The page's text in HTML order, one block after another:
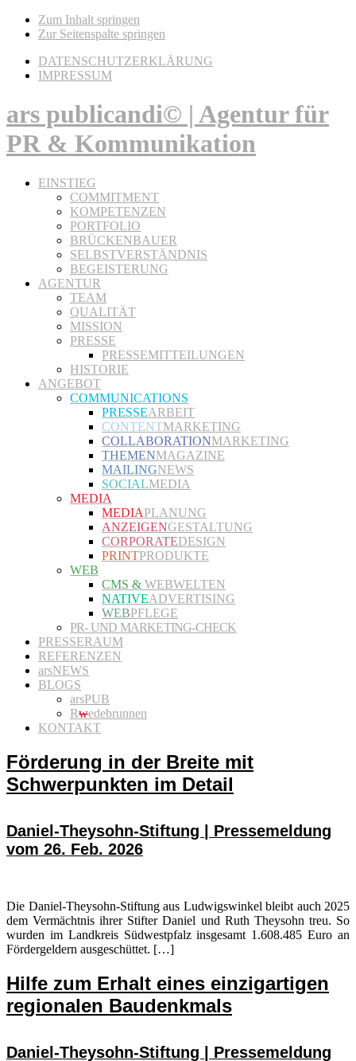
Zum Inhalt springen
Zur Seitenspalte springen
DATENSCHUTZERKLÄRUNG
IMPRESSUM
ars publicandi© | Agentur für
PR & Kommunikation
EINSTIEG
COMMITMENT
KOMPETENZEN
PORTFOLIO
BRÜCKENBAUER
SELBSTVERSTÄNDNIS
BEGEISTERUNG
AGENTUR
TEAM
QUALITÄT
MISSION
PRESSE
PRESSEMITTEILUNGEN
HISTORIE
ANGEBOT
COMMUNICATIONS
PRESSEARBEIT
CONTENTMARKETING
COLLABORATIONMARKETING
THEMENMAGAZINE
MAILINGNEWS
SOCIALMEDIA
MEDIA
MEDIAPLANUNG
ANZEIGENGESTALTUNG
CORPORATEDESIGN
PRINTPRODUKTE
WEB
CMS & WEBWELTEN
NATIVEADVERTISING
WEBPFLEGE
PR- UND MARKETING-CHECK
PRESSERAUM
REFERENZEN
arsNEWS
BLOGS
arsPUB
Rwedebrunnen
KONTAKT
Förderung in der Breite mit
Schwerpunkten im Detail
Daniel-Theysohn-Stiftung | Pressemeldung
vom 26. Feb. 2026
Die Daniel-Theysohn-Stiftung aus Ludwigswinkel bleibt auch 2025
dem Vermächtnis ihrer Stifter Daniel und Ruth Theysohn treu. So
wurden im Landkreis Südwestpfalz insgesamt 1.608.485 Euro an
Fördergeldern ausgeschüttet. […]
Hilfe zum Erhalt eines einzigartigen
regionalen Baudenkmals
Daniel-Theysohn-Stiftung | Pressemeldung